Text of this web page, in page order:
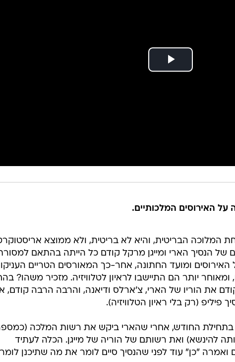
על האירוסים המלכותיים.
המלוכה הבריטית, והיא לא בריטית, ולא ממוצא
של הנסיך הארי ומייגן מרקל קודם כל הייתה בהתאם
האירוסים ומועד החתונה, אחר-כך המאורסים הטריים העניקו
יותר הם התיישבו לראיון לטלוויזיה. מזכיר משהו?
וקייט ב-2010 ושנים קודם את הוריו של הארי, צ'ארלס ודיאנה, והרבה הרבה
(רק בלי ראיון הטלוויזיה).
להינשא) ואת רשותם של הוריה של מייגן. הכלה לעתיד
"כן" עוד לפני שהנסיך סיים לומר את מה שתיכנן